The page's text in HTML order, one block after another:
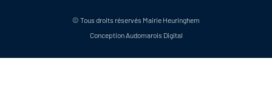
© Tous droits réservés Mairie Heuringhem
Conception Audomarois Digital